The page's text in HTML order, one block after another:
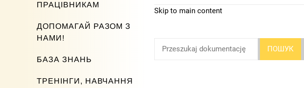
ПРАЦІВНИКАМ
ДОПОМАГАЙ РАЗОМ З
НАМИ!
БАЗА ЗНАНЬ
ТРЕНІНГИ, НАВЧАННЯ
Skip to main content
ПОШУК